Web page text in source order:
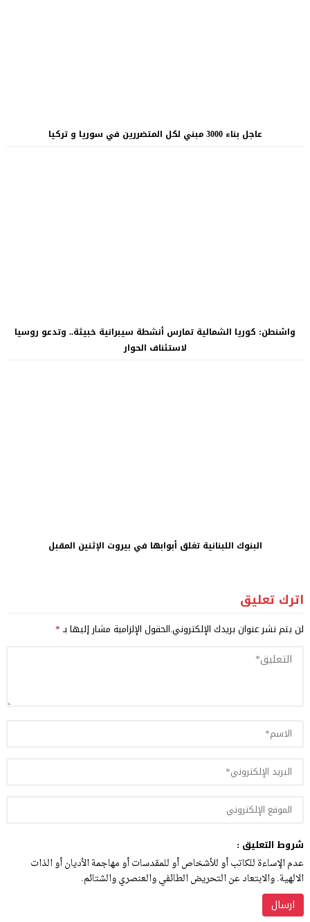
عاجل بناء 3000 مبني لكل المتضررين في سوريا و تركيا
واشنطن: كوريا الشمالية تمارس أنشطة سيبرانية خبيثة.. وتدعو روسيا
لاستئناف الحوار
البنوك اللبنانية تغلق أبوابها في بيروت الإثنين المقبل
اترك تعليق
لن يتم نشر عنوان بريدك الإلكتروني.الحقول الإلزامية مشار إليها بـ*
شروط التعليق :
عدم الإساءة للكاتب أو للأشخاص أو للمقدسات أو مهاجمة الأديان أو الذات
الالهية. والابتعاد عن التحريض الطائفي والعنصري والشتائم.